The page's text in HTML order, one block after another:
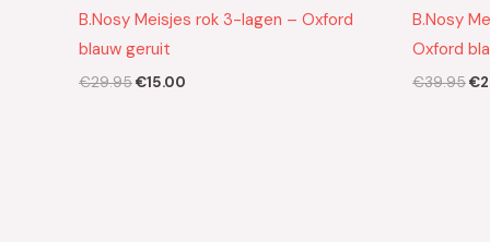
B.Nosy Meisjes rok 3-lagen – Oxford
blauw geruit
€29.95€15.00
B.Nosy
Oxford
€39.95€